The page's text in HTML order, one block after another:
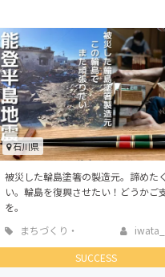
石川県
被災した輪島塗箸の製造元。諦めた
い。輪島を復興させたい！どうかご
を。
まちづくり・
SUCCESS